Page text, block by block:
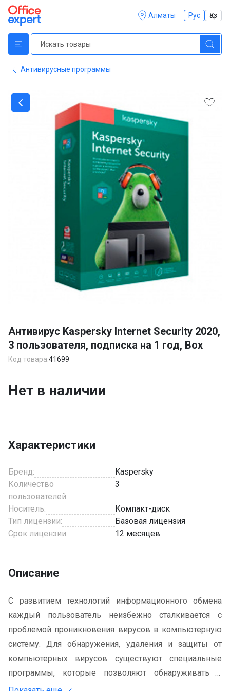
Алматы Рус Қаз
Антивирусные программы
of
1
Антивирус Kaspersky Internet Security 2020,
3 пользователя, подписка на 1 год, Box
Код товара:41699
Нет в наличии
Характеристики
Бренд:
Kaspersky
Количество
пользователей:
3
Носитель:
Компакт-диск
Тип лицензии:
Базовая лицензия
Срок лицензии:
12 месяцев
Описание
С развитием технологий информационного обмена
каждый пользователь неизбежно сталкивается с
проблемой проникновения вирусов в компьютерную
систему. Для обнаружения, удаления и защиты от
компьютерных вирусов существуют специальные
программы, которые позволяют обнаруживать и
уничтожать вирусы. Такие программы называются